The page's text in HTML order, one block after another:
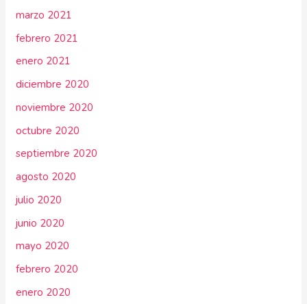
marzo 2021
febrero 2021
enero 2021
diciembre 2020
noviembre 2020
octubre 2020
septiembre 2020
agosto 2020
julio 2020
junio 2020
mayo 2020
febrero 2020
enero 2020